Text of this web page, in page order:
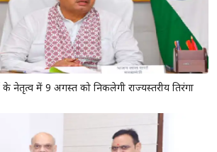
नेतृत्व में 9 अगस्त को निकलेगी राज्यस्तरीय तिरंगा